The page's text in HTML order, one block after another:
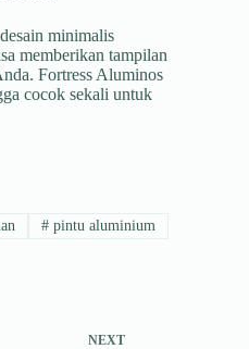
minimalis
memberikan tampilan
Fortress Aluminos
cocok sekali untuk
# pintu aluminium
NEXT